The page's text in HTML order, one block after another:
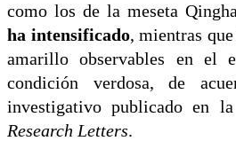
como los de la meseta
ha intensificado, mientras
amarillo observables en el
condición verdosa, de
investigativo publicado en
Research Letters.